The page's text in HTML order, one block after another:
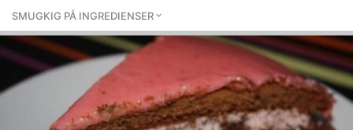
SMUGKIG PÅ INGREDIENSER